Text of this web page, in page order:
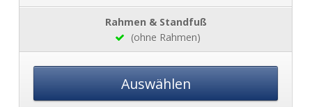
(ohne Rahmen)
Auswählen